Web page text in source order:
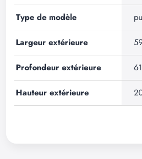
Type de modèle
Largeur extérieure
Profondeur extérieure
Hauteur extérieure